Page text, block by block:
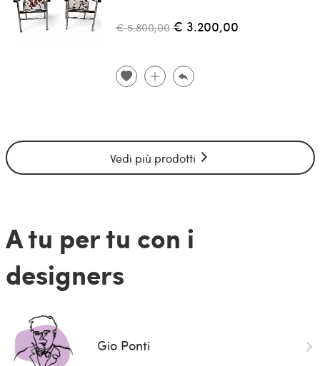
€ 5.800,00 € 3.200,00
Vedi più prodotti
A tu per tu con i
designers
Gio Ponti